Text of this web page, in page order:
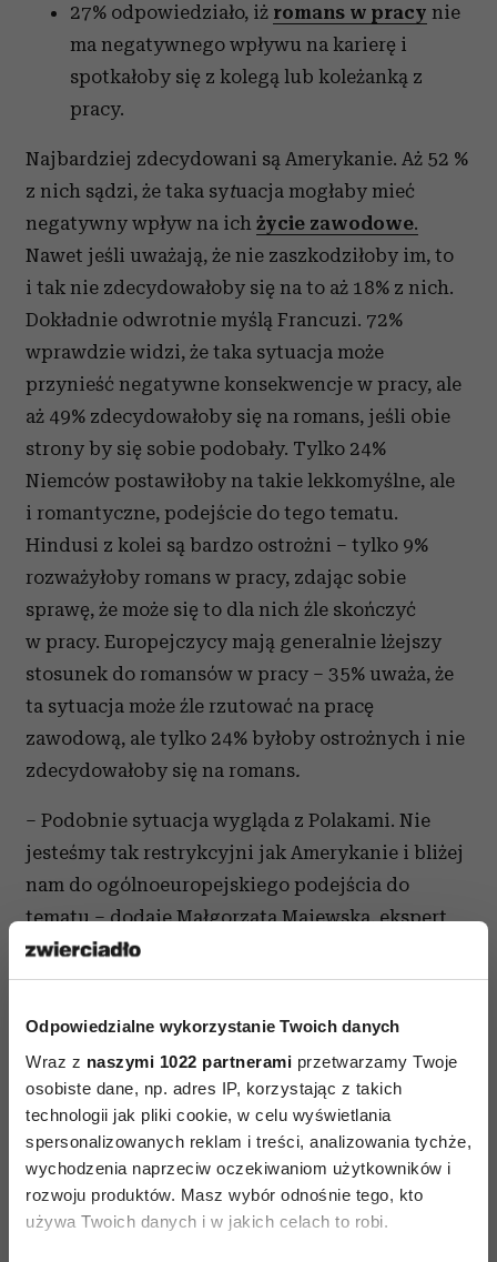
Odpowiedzialne wykorzystanie Twoich danych
Wraz z naszymi 1022 partnerami przetwarzamy Twoje
osobiste dane, np. adres IP, korzystając z takich
technologii jak pliki cookie, w celu wyświetlania
spersonalizowanych reklam i treści, analizowania tychże,
wychodzenia naprzeciw oczekiwaniom użytkowników i
rozwoju produktów. Masz wybór odnośnie tego, kto
używa Twoich danych i w jakich celach to robi.
27% odpowiedziało, iż romans w pracy nie
ma negatywnego wpływu na karierę i
spotkałoby się z kolegą lub koleżanką z
pracy.
Najbardziej zdecydowani są Amerykanie. Aż 52 %
z nich sądzi, że taka sytuacja mogłaby mieć
negatywny wpływ na ich życie zawodowe.
Nawet jeśli uważają, że nie zaszkodziłoby im, to
i tak nie zdecydowałoby się na to aż 18% z nich.
Dokładnie odwrotnie myślą Francuzi. 72%
wprawdzie widzi, że taka sytuacja może
przynieść negatywne konsekwencje w pracy, ale
aż 49% zdecydowałoby się na romans, jeśli obie
strony by się sobie podobały. Tylko 24%
Niemców postawiłoby na takie lekkomyślne, ale
i romantyczne, podejście do tego tematu.
Hindusi z kolei są bardzo ostrożni – tylko 9%
rozważyłoby romans w pracy, zdając sobie
sprawę, że może się to dla nich źle skończyć
w pracy. Europejczycy mają generalnie lżejszy
stosunek do romansów w pracy – 35% uważa, że
ta sytuacja może źle rzutować na pracę
zawodową, ale tylko 24% byłoby ostrożnych i nie
zdecydowałoby się na romans.
– Podobnie sytuacja wygląda z Polakami. Nie
jesteśmy tak restrykcyjni jak Amerykanie i bliżej
nam do ogólnoeuropejskiego podejścia do
tematu – dodaje Małgorzata Majewska, ekspert
monsterpolska.pl. - Zanim zdecydujesz się
spotkać z koleżanką lub kolegą z pracy, zapoznaj
które łączy relacja szef – podwładny. Nie
ryzykujmydobrej pracy dla chwili przyjemności
– dodaje.
mat.pras.Monster